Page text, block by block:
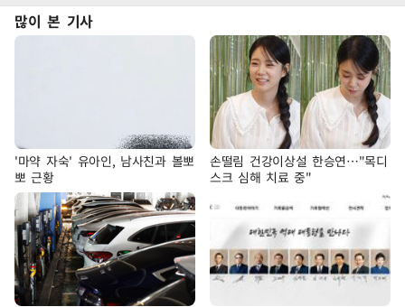
많이 본 기사
'마약 자숙' 유아인, 남사친과 볼뽀
뽀 근황
손떨림 건강이상설 한승연…"목디
스크 심해 치료 중"